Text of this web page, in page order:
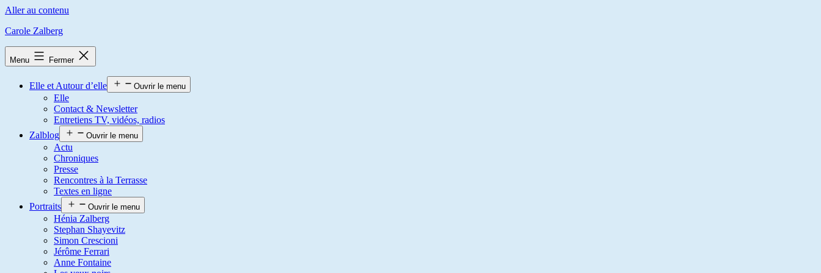
Aller au contenu
Carole Zalberg
Menu Fermer
Elle et Autour d’elle Ouvrir le menu
Elle
Contact & Newsletter
Entretiens TV, vidéos, radios
Zalblog
Ouvrir le menu
Actu
Chroniques
Presse
Rencontres à la Terrasse
Textes en ligne
Portraits
Ouvrir le menu
Hénia Zalberg
Stephan Shayevitz
Simon Crescioni
Jérôme Ferrari
Anne Fontaine